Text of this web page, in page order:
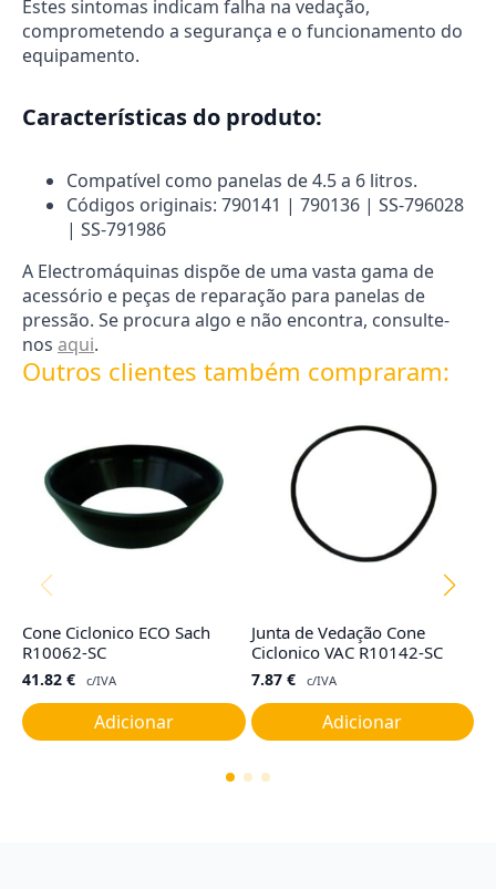
Estes sintomas indicam falha na vedação,
comprometendo a segurança e o funcionamento do
equipamento.
Características do produto:
Compatível como panelas de 4.5 a 6 litros.
Códigos originais: 790141 | 790136 | SS-796028
| SS-791986
A Electromáquinas dispõe de uma vasta gama de
acessório e peças de reparação para panelas de
pressão. Se procura algo e não encontra, consulte-
nos aqui.
Outros clientes também compraram:
Cone Ciclonico ECO Sach
R10062-SC
41.82 € c/IVA
Adicionar
Junta de Vedação Cone
Ciclonico VAC R10142-SC
7.87 € c/IVA
Adicionar